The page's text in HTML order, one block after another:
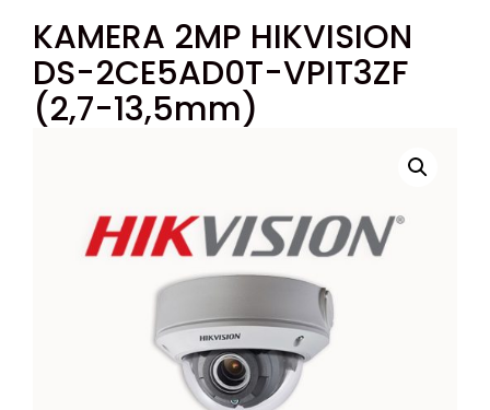
KAMERA 2MP HIKVISION
DS-2CE5AD0T-VPIT3ZF
(2,7-13,5mm)